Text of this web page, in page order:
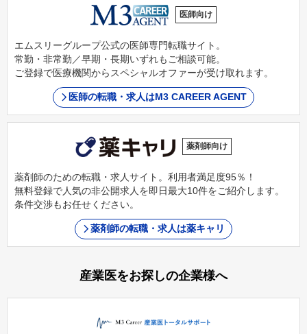
医師向け
エムスリーグループ公式の医師専門転職サイト。
常勤・非常勤／早期・長期いずれもご相談可能。
ご登録で医療機関からスペシャルオファーが受け取れます。
医師の転職・求人はM3 CAREER AGENT
薬剤師向け
薬剤師のための転職・求人サイト。利用者満足度95％！
無料登録で人気の非公開求人を即日最大10件をご紹介します。
条件交渉もお任せください。
薬剤師の転職・求人は薬キャリ
産業医をお探しの企業様へ